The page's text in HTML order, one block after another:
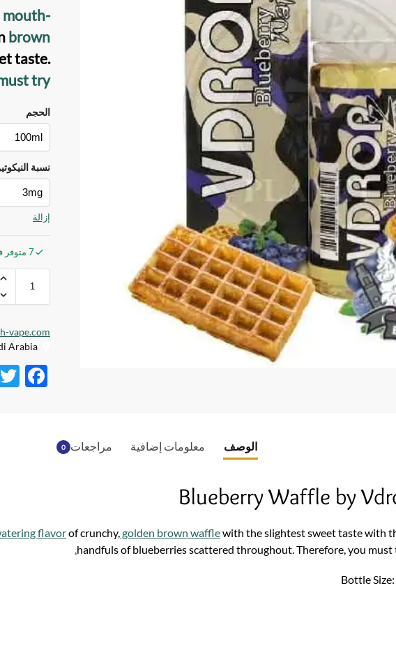
mouth-
brown
taste.
try.
الحجم
نسبة
إزالة
7 متوفر في المخزون
vape.com
Creative City, Saudi Arabia
F
الوصف معلومات إضافية مراجعات 0
Blueberry Waffle by
flavorof crunchy, golden brown wafflewith the slightest sweet taste with
handfuls of blueberries scattered throughout. Therefore, you must
Bottle